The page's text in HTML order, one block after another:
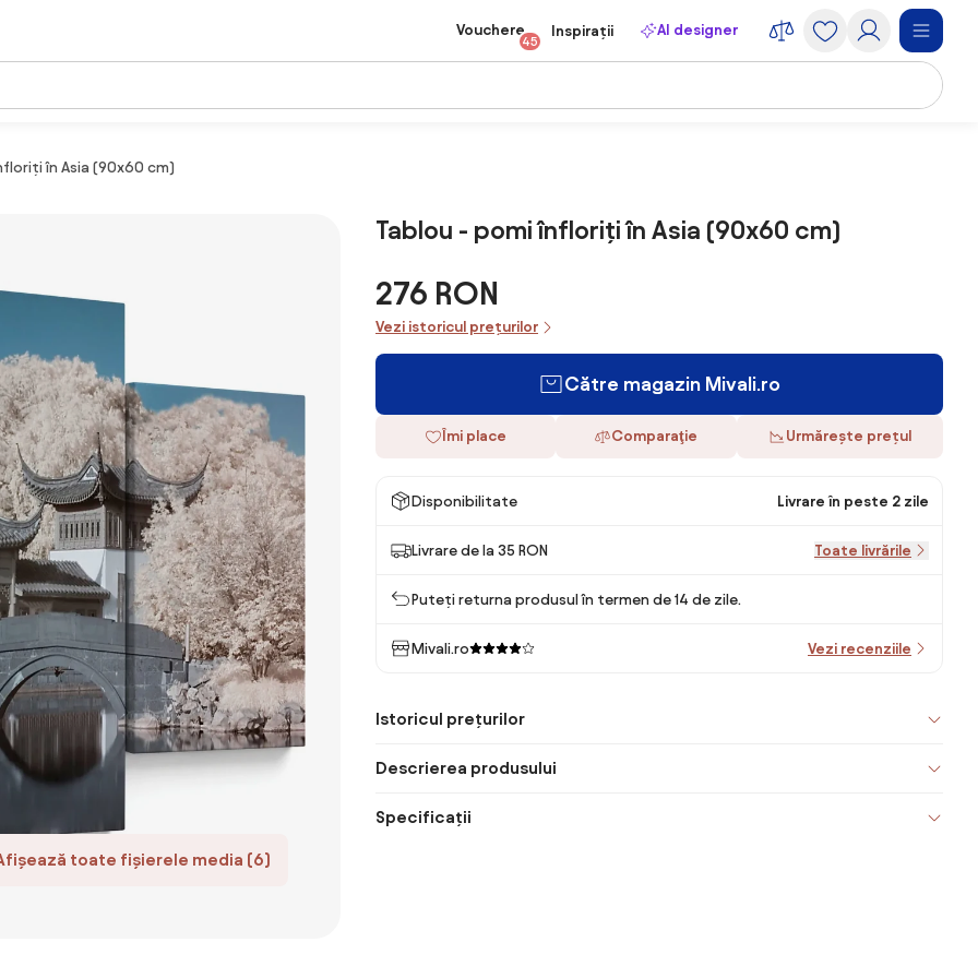
Vouchere
45
Inspirații AI designer
în Asia (90x60 cm)
toate fișierele media (6)
Tablou - pomi înfloriți în Asia (90x60 cm)
276 RON
Vezi istoricul prețurilor
Către magazin Mivali.ro
Îmi place Comparaţie Urmărește prețul
Disponibilitate Livrare în peste 2 zile
Livrare de la 35 RON Toate livrările
Puteți returna produsul în termen de 14 de zile.
Mivali.ro Vezi recenziile
Istoricul prețurilor
Descrierea produsului
Specificații